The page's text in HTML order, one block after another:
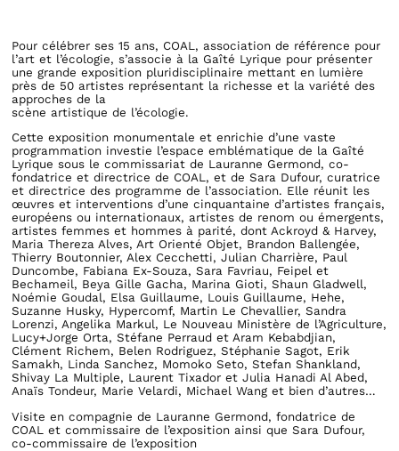
Pour célébrer ses 15 ans, COAL, association de référence pour
l’art et l’écologie, s’associe à la Gaîté Lyrique pour présenter
une grande exposition pluridisciplinaire mettant en lumière
près de 50 artistes représentant la richesse et la variété des
approches de la
scène artistique de l’écologie.
Cette exposition monumentale et enrichie d’une vaste
programmation investie l’espace emblématique de la Gaîté
Lyrique sous le commissariat de Lauranne Germond, co-
fondatrice et directrice de COAL, et de Sara Dufour, curatrice
et directrice des programme de l’association. Elle réunit les
œuvres et interventions d’une cinquantaine d’artistes français,
européens ou internationaux, artistes de renom ou émergents,
artistes femmes et hommes à parité, dont Ackroyd & Harvey,
Maria Thereza Alves, Art Orienté Objet, Brandon Ballengée,
Thierry Boutonnier, Alex Cecchetti, Julian Charrière, Paul
Duncombe, Fabiana Ex-Souza, Sara Favriau, Feipel et
Bechameil, Beya Gille Gacha, Marina Gioti, Shaun Gladwell,
Noémie Goudal, Elsa Guillaume, Louis Guillaume, Hehe,
Suzanne Husky, Hypercomf, Martin Le Chevallier, Sandra
Lorenzi, Angelika Markul, Le Nouveau Ministère de l’Agriculture,
Lucy+Jorge Orta, Stéfane Perraud et Aram Kebabdjian,
Clément Richem, Belen Rodriguez, Stéphanie Sagot, Erik
Samakh, Linda Sanchez, Momoko Seto, Stefan Shankland,
Shivay La Multiple, Laurent Tixador et Julia Hanadi Al Abed,
Anaïs Tondeur, Marie Velardi, Michael Wang et bien d’autres…
Visite en compagnie de Lauranne Germond, fondatrice de
COAL et commissaire de l’exposition ainsi que Sara Dufour,
co-commissaire de l’exposition